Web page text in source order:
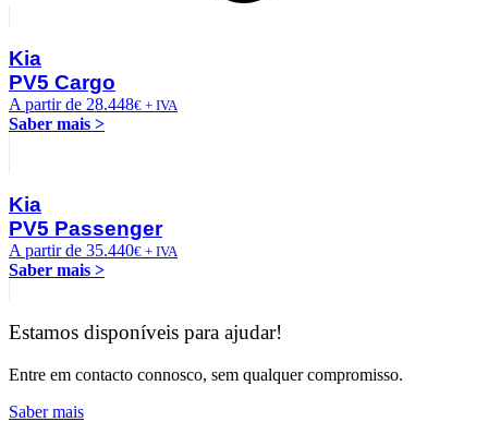
Kia
PV5 Cargo
A partir de 28.448€ + IVA
Saber mais >
Kia
PV5 Passenger
A partir de 35.440€ + IVA
Saber mais >
Estamos disponíveis para ajudar!
Entre em contacto connosco, sem qualquer compromisso.
Saber mais